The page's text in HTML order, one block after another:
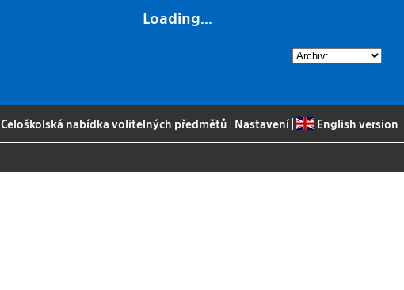
Loading...
|Celoškolská nabídka volitelných předmětů Nastavení| English version